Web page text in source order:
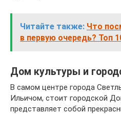
Читайте также: Что
в первую очередь? Топ
Дом культуры и
В самом центре города
Ильичом, стоит городской
представляет собой